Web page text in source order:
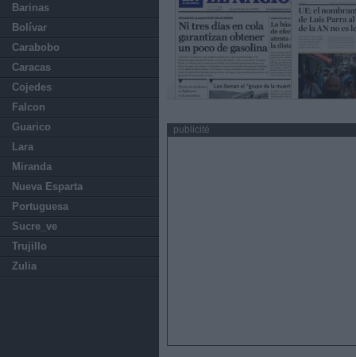
Barinas
Bolívar
Carabobo
Caracas
Cojedes
Falcon
Guarico
Lara
Miranda
Nueva Esparta
Portuguesa
Sucre_ve
Trujillo
Zulia
publicité